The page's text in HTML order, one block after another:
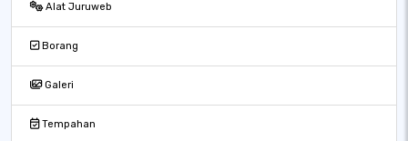
Alat Juruweb
Borang
Galeri
Tempahan